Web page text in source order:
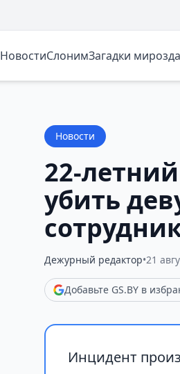
НовостиСлонимЗагадки
Новости
22-
убить
Дежурный редактор•21
Добавьте GS.BY в
Инцидент